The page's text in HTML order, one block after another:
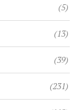
(5)
(13)
(39)
(231)